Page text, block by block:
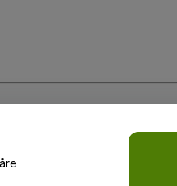
for informasjonskapslerog